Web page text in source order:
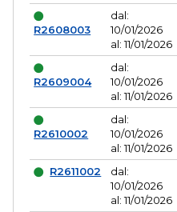
R2608003
dal:
10/01/2026
al: 11/01/2026
R2609004
dal:
10/01/2026
al: 11/01/2026
R2610002
dal:
10/01/2026
al: 11/01/2026
R2611002
dal:
10/01/2026
al: 11/01/2026